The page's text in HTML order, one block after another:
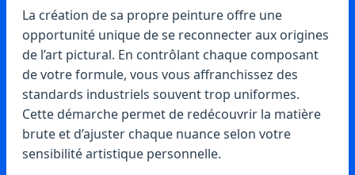
La création de sa propre peinture offre une
opportunité unique de se reconnecter aux origines
de l’art pictural. En contrôlant chaque composant
de votre formule, vous vous affranchissez des
standards industriels souvent trop uniformes.
Cette démarche permet de redécouvrir la matière
brute et d’ajuster chaque nuance selon votre
sensibilité artistique personnelle.